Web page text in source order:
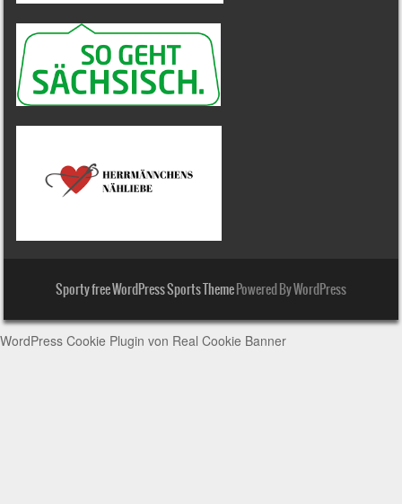
Sporty free WordPress Sports ThemePowered By WordPress
WordPress Cookie Plugin von Real Cookie Banner